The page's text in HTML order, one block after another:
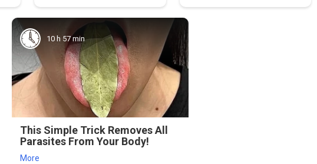
10 h 57 min
This Simple Trick Removes All
Parasites From Your Body!
More